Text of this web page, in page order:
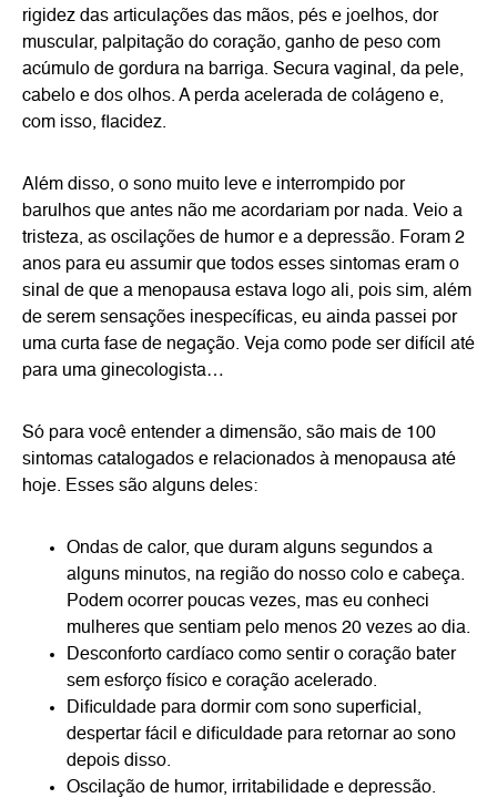
rigidez das articulações das mãos, pés e joelhos, dor
muscular, palpitação do coração, ganho de peso com
acúmulo de gordura na barriga. Secura vaginal, da pele,
cabelo e dos olhos. A perda acelerada de colágeno e,
com isso, flacidez.
Além disso, o sono muito leve e interrompido por
barulhos que antes não me acordariam por nada. Veio a
tristeza, as oscilações de humor e a depressão. Foram 2
anos para eu assumir que todos esses sintomas eram o
sinal de que a menopausa estava logo ali, pois sim, além
de serem sensações inespecíficas, eu ainda passei por
uma curta fase de negação. Veja como pode ser difícil até
para uma ginecologista…
Só para você entender a dimensão, são mais de 100
sintomas catalogados e relacionados à menopausa até
hoje. Esses são alguns deles:
Ondas de calor, que duram alguns segundos a
alguns minutos, na região do nosso colo e cabeça.
Podem ocorrer poucas vezes, mas eu conheci
mulheres que sentiam pelo menos 20 vezes ao dia.
Desconforto cardíaco como sentir o coração bater
sem esforço físico e coração acelerado.
Dificuldade para dormir com sono superficial,
despertar fácil e dificuldade para retornar ao sono
depois disso.
Oscilação de humor, irritabilidade e depressão.